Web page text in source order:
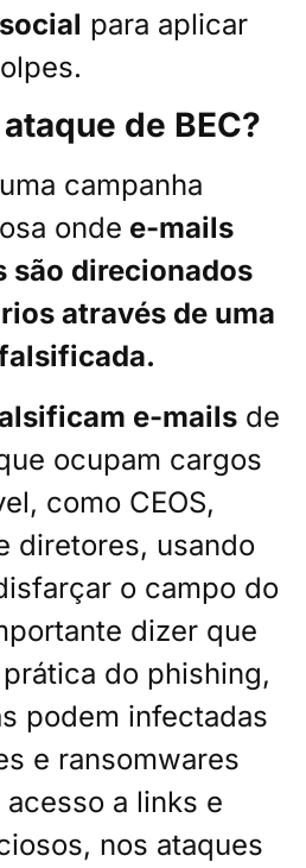
para aplicar
de BEC?
campanha
onde e-mails
são direcionados
através de uma
e-mailsde
ocupam cargos
como CEOS,
diretores, usando
o campo do
dizer que
do phishing,
podem infectadas
e ransomwares
a links e
nos ataques